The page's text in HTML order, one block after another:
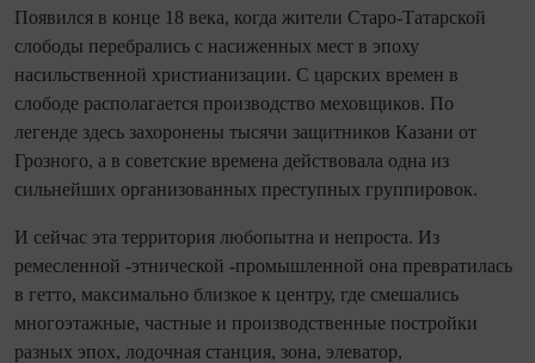
Появился в конце 18 века, когда жители Старо-Татарской
слободы перебрались с насиженных мест в эпоху
насильственной христианизации. С царских времен в
слободе располагается производство меховщиков. По
легенде здесь захоронены тысячи защитников Казани от
Грозного, а в советские времена действовала одна из
сильнейших организованных преступных группировок.
И сейчас эта территория любопытна и непроста. Из
ремесленной -этнической -промышленной она превратилась
в гетто, максимально близкое к центру, где смешались
многоэтажные, частные и производственные постройки
разных эпох, лодочная станция, зона, элеватор,